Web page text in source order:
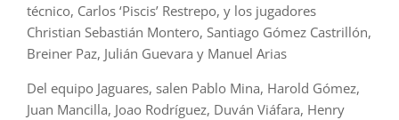
técnico, Carlos ‘Piscis’ Restrepo, y los jugadores
Christian Sebastián Montero, Santiago Gómez Castrillón,
Breiner Paz, Julián Guevara y Manuel Arias
Del equipo Jaguares, salen Pablo Mina, Harold Gómez,
Juan Mancilla, Joao Rodríguez, Duván Viáfara, Henry